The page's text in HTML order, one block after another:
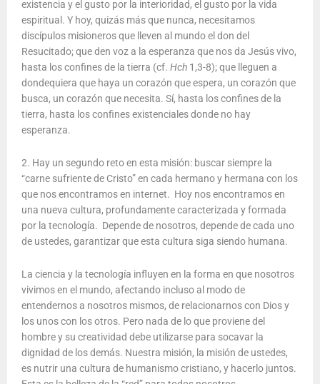
existencia y el gusto por la interioridad, el gusto por la vida
espiritual. Y hoy, quizás más que nunca, necesitamos
discípulos misioneros que lleven al mundo el don del
Resucitado; que den voz a la esperanza que nos da Jesús vivo,
hasta los confines de la tierra (cf. Hch 1,3-8); que lleguen a
dondequiera que haya un corazón que espera, un corazón que
busca, un corazón que necesita. Sí, hasta los confines de la
tierra, hasta los confines existenciales donde no hay
esperanza.
2. Hay un segundo reto en esta misión: buscar siempre la
“carne sufriente de Cristo” en cada hermano y hermana con los
que nos encontramos en internet. Hoy nos encontramos en
una nueva cultura, profundamente caracterizada y formada
por la tecnología. Depende de nosotros, depende de cada uno
de ustedes, garantizar que esta cultura siga siendo humana.
La ciencia y la tecnología influyen en la forma en que nosotros
vivimos en el mundo, afectando incluso al modo de
entendernos a nosotros mismos, de relacionarnos con Dios y
los unos con los otros. Pero nada de lo que proviene del
hombre y su creatividad debe utilizarse para socavar la
dignidad de los demás. Nuestra misión, la misión de ustedes,
es nutrir una cultura de humanismo cristiano, y hacerlo juntos.